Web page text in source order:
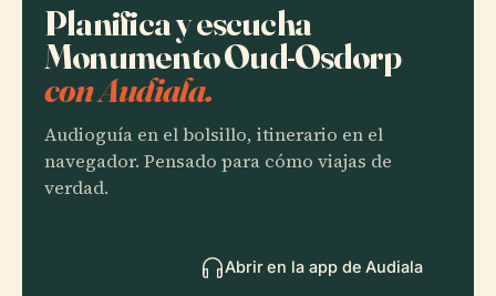
Planifica y escucha
Monumento Oud-Osdorp
con Audiala.
Audioguía en el bolsillo, itinerario en el
navegador. Pensado para cómo viajas de
verdad.
Abrir en la app de Audiala